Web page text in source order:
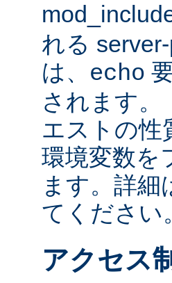
れる
は、 echo
されます。
エストの性
環境変数を
ます。詳細
てください
アクセス